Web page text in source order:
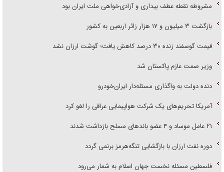
مشروطه نقطه عطف بیداری و آزادی‌خواهی ملت ایران بود
بازگشت ۳ میلیون و ۱۷ هزار زائر اربعین به کشور
قیمت گوسفند زنده ۳۰ درصد کاهش یافت؛ گوشت ارزان نشد
وزیر صمت عازم پاکستان شد
دنده دولت به واگذاری مسئله‌دار ایران‌خودرو
آمریکا تحریم‌های یک شرکت هواپیمایی عراقی را لغو کرد
۲۱ عامل موساد و ۴ عضو باند‌های مسلح بازداشت شدند
دوره نفت ارزان با بازگشایی تنگه‌هرمز برنمی گردد
فلسطین مسئله نخست جهان اسلام به شمار می‌رود